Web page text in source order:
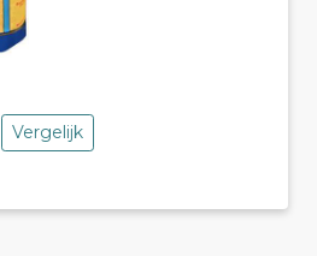
Vergelijk